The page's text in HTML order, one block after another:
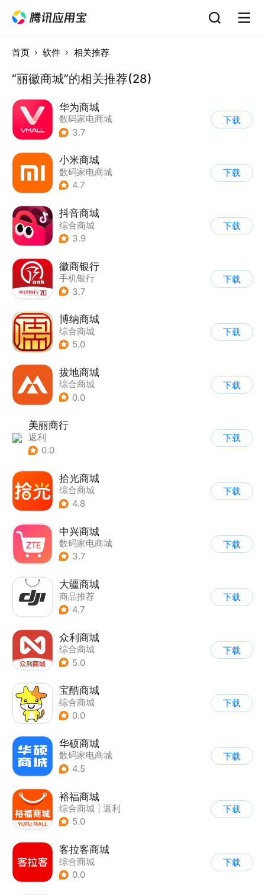
首页 软件 相关推荐
“丽徽商城”的相关推荐(28)
华为商城
数码家电商城
3.7
下载
小米商城
数码家电商城
4.7
下载
抖音商城
综合商城
3.9
下载
徽商银行
手机银行
3.7
下载
博纳商城
综合商城
5.0
下载
拔地商城
综合商城
0.0
下载
美丽商行
返利
0.0
下载
拾光商城
综合商城
4.8
下载
中兴商城
数码家电商城
3.7
下载
大疆商城
商品推荐
4.7
下载
众利商城
综合商城
5.0
下载
宝酷商城
综合商城
0.0
下载
华硕商城
数码家电商城
4.5
下载
裕福商城
综合商城
返利
5.0
下载
客拉客商城
综合商城
0.0
下载